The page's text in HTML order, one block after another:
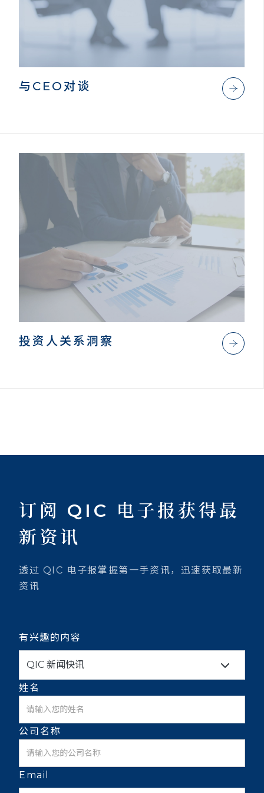
与CEO对谈
投资人关系洞察
订阅 QIC 电子报获得最
新资讯
透过 QIC 电子报掌握第一手资讯，迅速获取最新
资讯
有兴趣的内容
QIC 新闻快讯
姓名
公司名称
Email